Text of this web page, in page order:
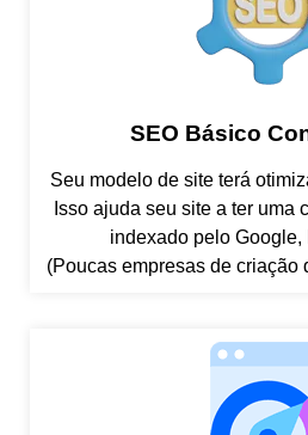
SEO Básico
Seu modelo de site terá
Isso ajuda seu site a ter uma
indexado pelo Google,
(Poucas empresas de criação